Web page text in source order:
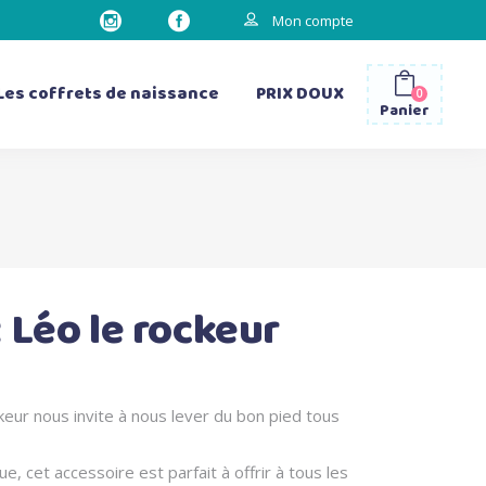
Mon compte
les bavettes d’épaule
les matelas à langer
coffrets de naissance PRIX DOUX
Panier
0
le rockeur
nous invite à nous lever du bon pied tous
cet accessoire est parfait à offrir à tous les